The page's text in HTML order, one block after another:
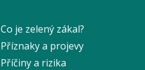
Co je zelený zákal?
Příznaky a projevy
Příčiny a rizika